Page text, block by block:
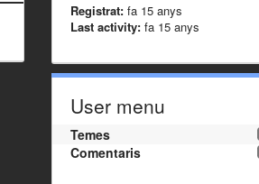
Registrat: fa 15 anys
Last activity: fa 15 anys
User menu
Temes
Comentaris